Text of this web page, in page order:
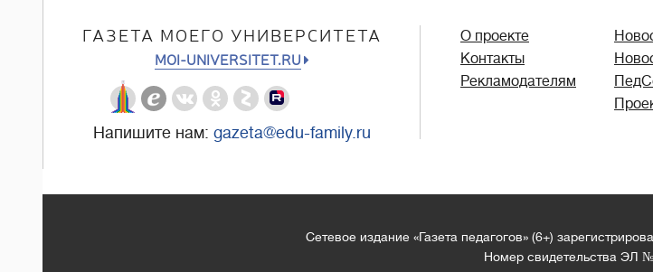
ГАЗЕТА МОЕГО УНИВЕРСИТЕТА
MOI-UNIVERSITET.RU
Напишите нам: gazeta@edu-family.ru
О проекте
Контакты
Рекламодателям
Сетевое издание «Газета педагогов» (6+)
Номер свидетельства ЭЛ